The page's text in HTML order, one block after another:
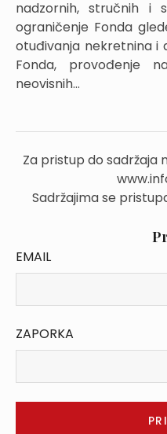
nadzornih, stručnih i
ograničenje Fonda
otuđivanja nekretnina i
Fonda, provođenje
neovisnih...
Za pristup do
Sadržajima se
EMAIL
ZAPORKA